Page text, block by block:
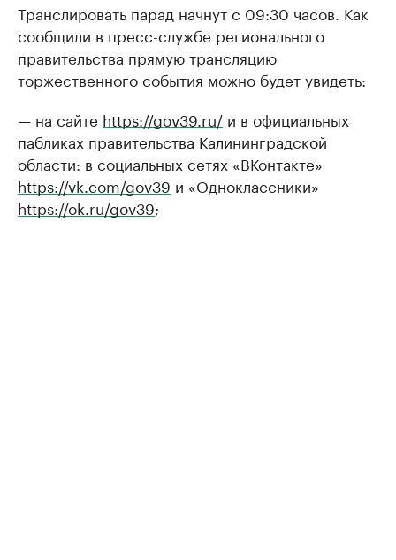
Транслировать парад начнут с 09:30 часов. Как
сообщили в пресс-службе регионального
правительства прямую трансляцию
торжественного события можно будет увидеть:
— на сайте https://gov39.ru/ и в официальных
пабликах правительства Калининградской
области: в социальных сетях «ВКонтакте»
https://vk.com/gov39 и «Одноклассники»
https://ok.ru/gov39;